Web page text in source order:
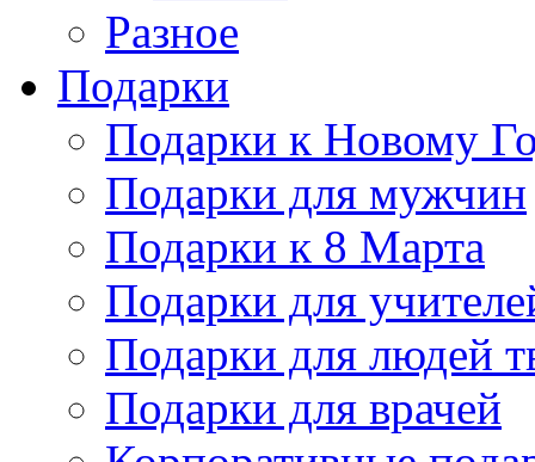
Разное
Подарки
Подарки к Новому
Подарки для мужчин
Подарки к 8 Марта
Подарки для
Подарки для людей
Подарки для врачей